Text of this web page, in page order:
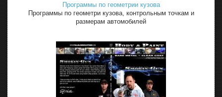
Программы по геометрии кузова
Программы по геометри кузова, контрольным точкам и
размерам автомобилей